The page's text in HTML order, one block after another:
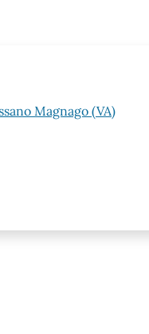
Magnago (VA)